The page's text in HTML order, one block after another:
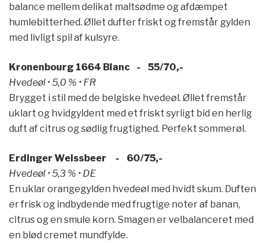
balance mellem delikat maltsødme og afdæmpet
humlebitterhed. Øllet dufter friskt og fremstår gylden
med livligt spil af kulsyre.
Kronenbourg 1664 Blanc - 55/70,-
Hvedeøl • 5,0 % • FR
Brygget i stil med de belgiske hvedeøl. Øllet fremstår
uklart og hvidgyldent med et friskt syrligt bid en herlig
duft af citrus og sødlig frugtighed. Perfekt sommerøl.
Erdinger Weissbeer - 60/75,-
Hvedeøl • 5,3 % • DE
En uklar orangegylden hvedeøl med hvidt skum. Duften
er frisk og indbydende med frugtige noter af banan,
citrus og en smule korn. Smagen er velbalanceret med
en blød cremet mundfylde.